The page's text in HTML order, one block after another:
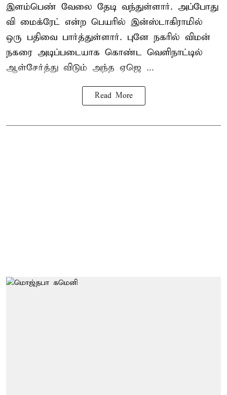
இளம்பெண் வேலை தேடி வந்துள்ளார். அப்போது
வி மைக்ரேட் என்ற பெயரில் இன்ஸ்டாகிராமில்
ஒரு பதிவை பார்த்துள்ளார். புனே நகரில் விமன்
நகரை அடிப்படையாக கொண்ட வெளிநாட்டில்
ஆள்சேர்த்து விடும் அந்த ஏஜெ ...
Read More